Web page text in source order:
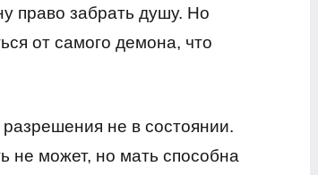
право забрать душу. Но
от самого демона, что
не в состоянии.
не может, но мать способна